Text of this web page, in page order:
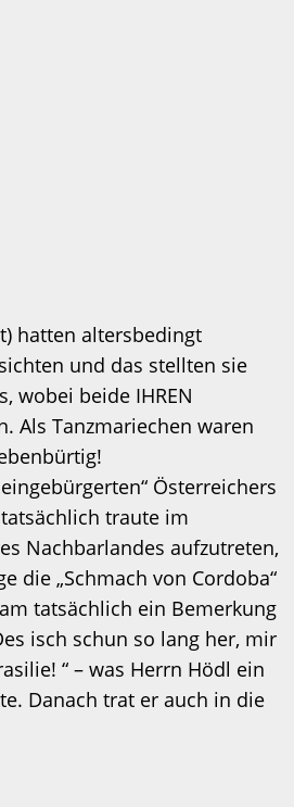
t) hatten altersbedingt
und das stellten sie
wobei beide IHREN
Als Tanzmariechen waren
Österreichers
traute im
Nachbarlandes aufzutreten,
die „Schmach von Cordoba“
tatsächlich ein Bemerkung
isch schun so lang her, mir
“ – was Herrn Hödl ein
Danach trat er auch in die